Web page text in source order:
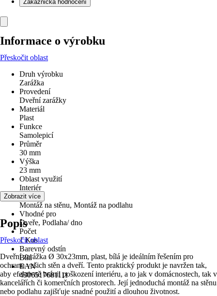
Zákaznická hodnocení
Informace o výrobku
Přeskočit oblast
Druh výrobku
Zarážka
Provedení
Dveřní zarážky
Materiál
Plast
Funkce
Samolepicí
Průměr
30 mm
Výška
23 mm
Oblast využití
Interiér
Využití
Montáž na stěnu, Montáž na podlahu
Vhodné pro
Dveře, Podlaha/ dno
Počet
1 Kus
Barevný odstín
Bílá
EAN
4306517681111
Zobrazit více
Popis
Přeskočit oblast
Dveřní zarážka Ø 30x23mm, plast, bílá je ideálním řešením pro
ochranu vašich stěn a dveří. Tento praktický produkt je navržen tak,
aby efektivně bránil poškození interiéru, a to jak v domácnostech, tak v
kancelářích či komerčních prostorech. Její jednoduchá montáž na stěnu
nebo podlahu zajišťuje snadné použití a dlouhou životnost.